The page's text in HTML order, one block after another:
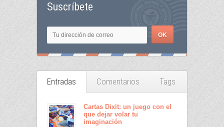
Suscríbete
Entradas Comentarios Tags
Cartas Dixit: un juego con el
que dejar volar tu
imaginación